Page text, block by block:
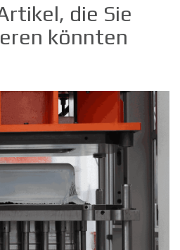
die Sie
könnten